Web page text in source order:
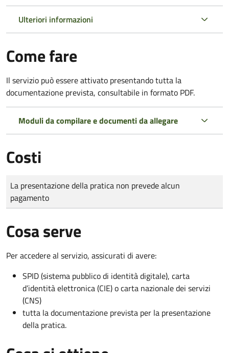
Ulteriori informazioni
Come fare
Il servizio può essere attivato presentando tutta la
documentazione prevista, consultabile in formato PDF.
Moduli da compilare e documenti da allegare
Costi
Tipo di pagamento
Importo
La presentazione della pratica non prevede alcun
pagamento
Cosa serve
Per accedere al servizio, assicurati di avere:
SPID (sistema pubblico di identità digitale), carta
d’identità elettronica (CIE) o carta nazionale dei servizi
(CNS)
tutta la documentazione prevista per la presentazione
della pratica.